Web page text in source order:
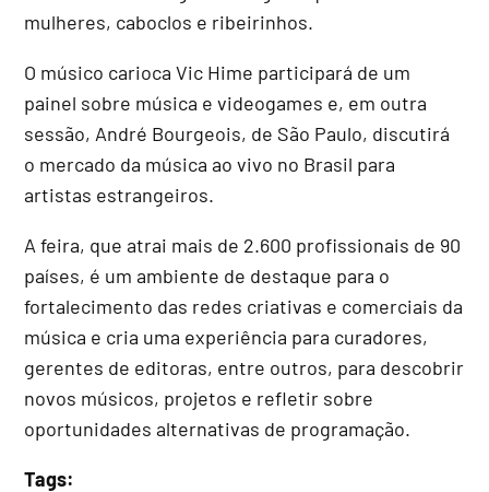
mulheres, caboclos e ribeirinhos.
O músico carioca Vic Hime participará de um
painel sobre música e videogames e, em outra
sessão, André Bourgeois, de São Paulo, discutirá
o mercado da música ao vivo no Brasil para
artistas estrangeiros.
A feira, que atrai mais de 2.600 profissionais de 90
países, é um ambiente de destaque para o
fortalecimento das redes criativas e comerciais da
música e cria uma experiência para curadores,
gerentes de editoras, entre outros, para descobrir
novos músicos, projetos e refletir sobre
oportunidades alternativas de programação.
Tags: